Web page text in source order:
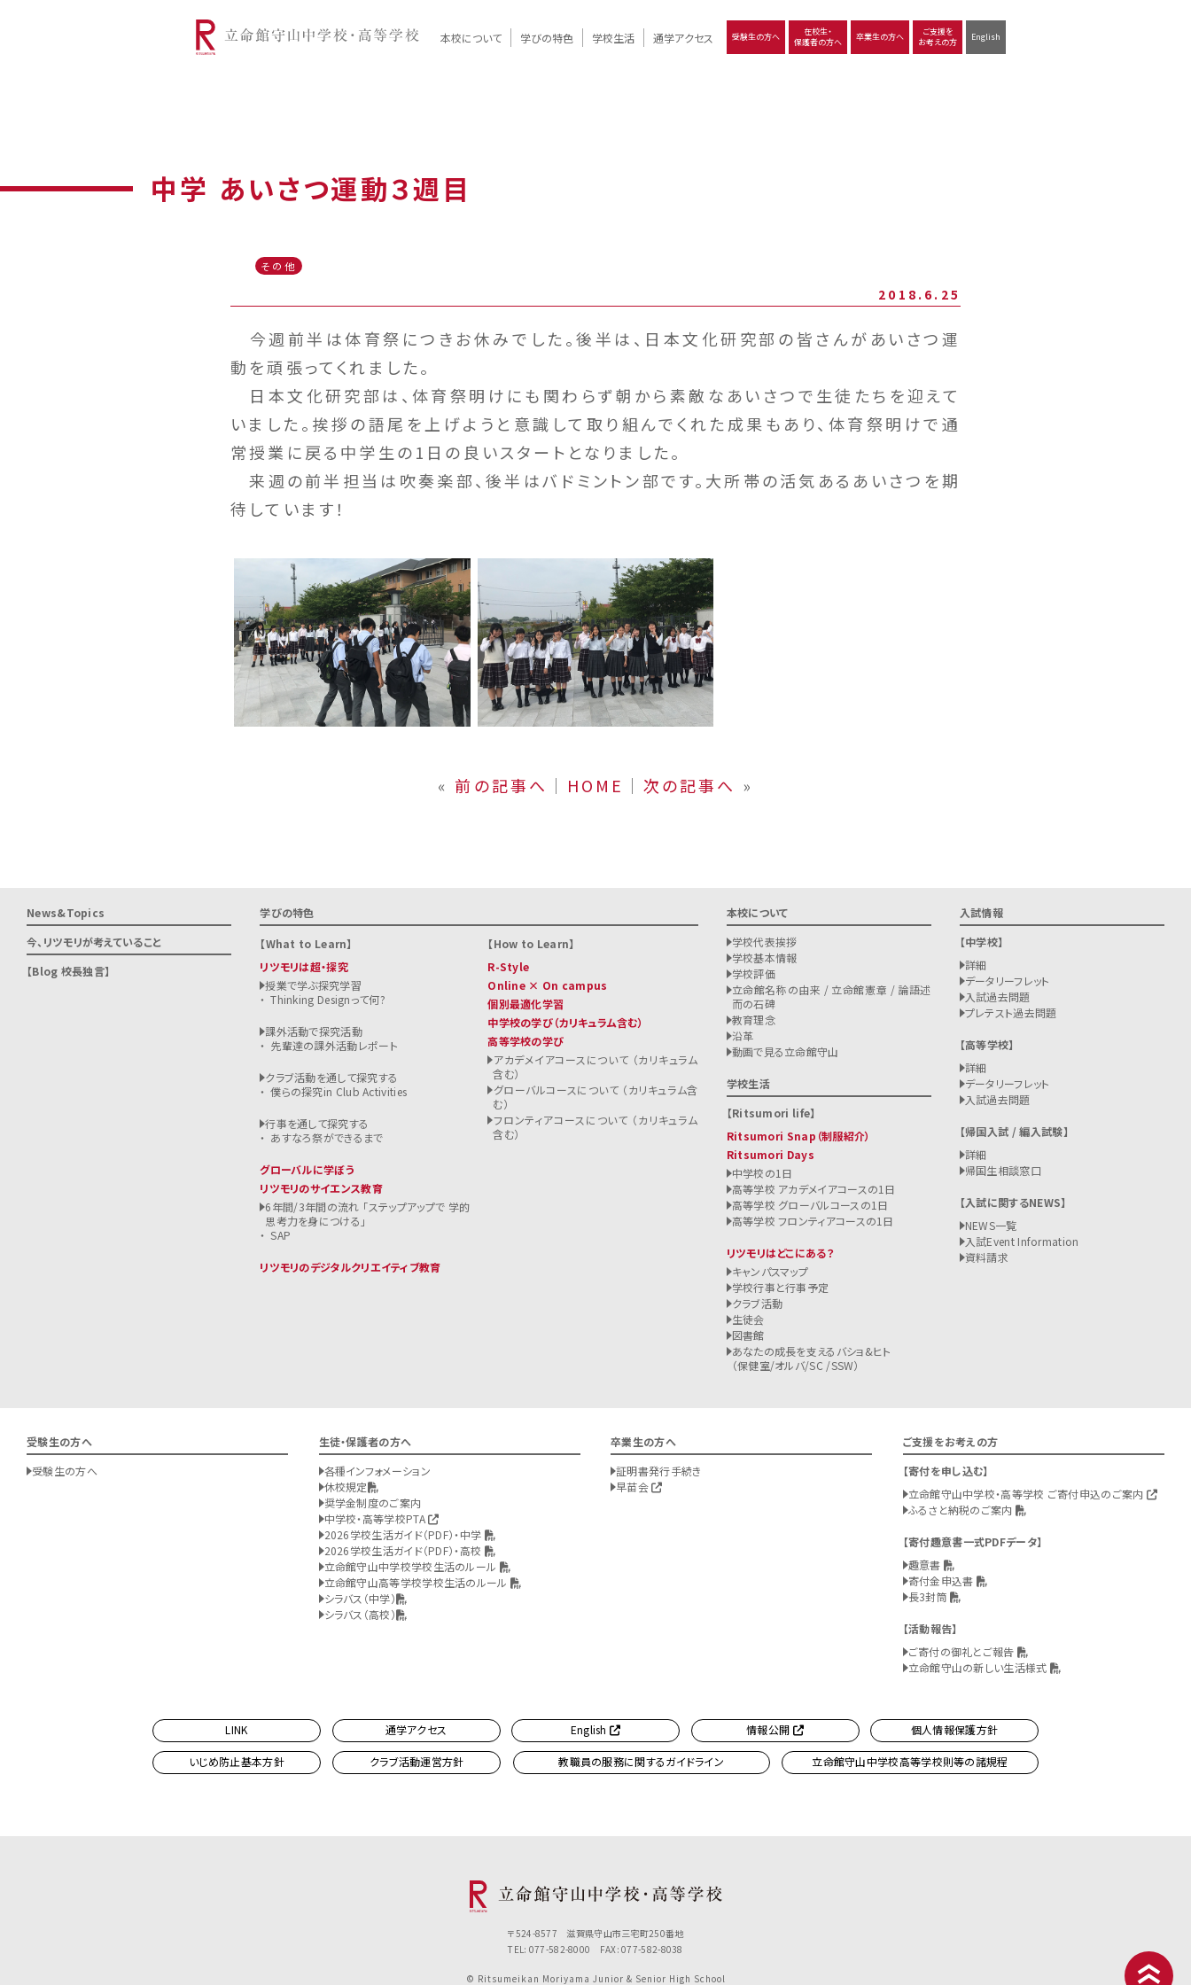
本校について 学びの特色 学校生活 通学アクセス 受験生の方へ
在校生・
保護者の方へ
卒業生の方へ
ご支援を
お考えの方
English
中学 あいさつ運動３週目
その他
2018.6.25
今週前半は体育祭につきお休みでした。後半は、日本文化研究部の皆さんがあいさつ運
動を頑張ってくれました。
日本文化研究部は、体育祭明けにも関わらず朝から素敵なあいさつで生徒たちを迎えて
いました。挨拶の語尾を上げようと意識して取り組んでくれた成果もあり、体育祭明けで通
常授業に戻る中学生の1日の良いスタートとなりました。
来週の前半担当は吹奏楽部、後半はバドミントン部です。大所帯の活気あるあいさつを期
待しています！
« 前の記事へ │ HOME │ 次の記事へ »
News&Topics
今、リツモリが考えていること
Blog 校長独言
学びの特色
What to Learn
リツモリは超・探究
授業で学ぶ探究学習
Thinking Designって何?
課外活動で探究活動
先輩達の課外活動レポート
クラブ活動を通して探究する
僕らの探究in Club Activities
行事を通して探究する
あすなろ祭ができるまで
グローバルに学ぼう
リツモリのサイエンス教育
6年間/3年間の流れ 「ステップアップで 学的
思考力を身につける」
SAP
リツモリのデジタルクリエイティブ教育
How to Learn
R-Style
Online × On campus
個別最適化学習
中学校の学び（カリキュラム含む）
高等学校の学び
アカデメイアコースについて （カリキュラム
含む）
グローバルコースについて （カリキュラム含
む）
フロンティアコースについて （カリキュラム
含む）
本校について
学校代表挨拶
学校基本情報
学校評価
立命館名称の由来 / 立命館憲章 / 論語述
而の石碑
教育理念
沿革
動画で見る立命館守山
学校生活
Ritsumori life
Ritsumori Snap（制服紹介）
Ritsumori Days
中学校の1日
高等学校 アカデメイアコースの1日
高等学校 グローバルコースの1日
高等学校 フロンティアコースの1日
リツモリはどこにある？
キャンパスマップ
学校行事と行事予定
クラブ活動
生徒会
図書館
あなたの成長を支えるバショ&ヒト
（保健室/オルバ/SC /SSW）
入試情報
中学校
詳細
データリーフレット
入試過去問題
プレテスト過去問題
高等学校
詳細
データリーフレット
入試過去問題
帰国入試 / 編入試験
詳細
帰国生相談窓口
入試に関するNEWS
NEWS一覧
入試Event Information
資料請求
受験生の方へ
受験生の方へ
生徒・保護者の方へ
各種インフォメーション
休校規定
奨学金制度のご案内
中学校・高等学校PTA
2026学校生活ガイド（PDF）・中学
2026学校生活ガイド（PDF）・高校
立命館守山中学校学校生活のルール
立命館守山高等学校学校生活のルール
シラバス（中学）
シラバス（高校）
卒業生の方へ
証明書発行手続き
早苗会
ご支援をお考えの方
寄付を申し込む
立命館守山中学校・高等学校 ご寄付申込のご案内
ふるさと納税のご案内
寄付趣意書一式PDFデータ
趣意書
寄付金申込書
長3封筒
活動報告
ご寄付の御礼とご報告
立命館守山の新しい生活様式
LINK 通学アクセス English 情報公開 個人情報保護方針
いじめ防止基本方針 クラブ活動運営方針 教職員の服務に関するガイドライン 立命館守山中学校高等学校則等の諸規程
〒524-8577 滋賀県守山市三宅町250番地
TEL: 077-582-8000 FAX: 077-582-8038
© Ritsumeikan Moriyama Junior & Senior High School